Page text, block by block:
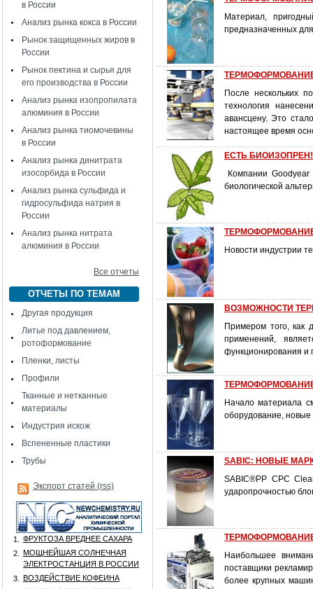
в России
Анализ рынка кокса в России
Рынок защищенных жиров в
России
Рынок пектина и сырья для
его производства в России
Анализ рынка изопропилата
алюминия в России
Анализ рынка тиомочевины
в России
Анализ рынка динитрата
изосорбида в России
Анализ рынка сульфида и
гидросульфида натрия в
России
Анализ рынка нитрата
алюминия в России
Все отчеты
ОТЧЕТЫ ПО ТЕМАМ
Другая продукция
Литье под давлением,
ротоформование
Пленки, листы
Профили
Тканные и нетканные
материалы
Индустрия искож
Вспененные пластики
Трубы
Экспорт статей (rss)
1.
ФРУКТОЗА ВРЕДНЕЕ САХАРА
2.
МОЩНЕЙШАЯ СОЛНЕЧНАЯ
ЭЛЕКТРОСТАНЦИЯ В РОССИИ
3.
ВОЗДЕЙСТВИЕ КОФЕИНА
Материал,
предназначенных
После нескольких
технология
авансцену. Это
настоящее время
ЕСТЬ БИОИЗОПРЕН!
Компании
биологической
Новости индустрии
ВОЗМОЖНОСТИ
Примером того, как
применений,
функционирования и
ТЕРМОФОРМОВАНИЕ
Начало материала
оборудование,
SABIC: НОВЫЕ
SABIC®PP CPC
ударопрочностью
Наибольшее
поставщики
более крупных